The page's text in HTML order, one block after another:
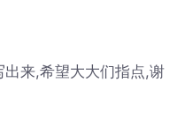
来,希望大大们指点,谢